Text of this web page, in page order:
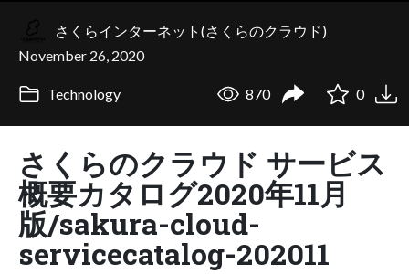
さくらインターネット(さくらのクラウド)
November 26, 2020
Technology 870 0
さくらのクラウド サービス
概要カタログ2020年11月
版/sakura-cloud-
servicecatalog-202011